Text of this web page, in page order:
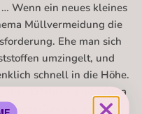
Wenn ein neues kleines
Müllvermeidung die
Ehe man sich
umzingelt, und
schnell in die Höhe.
Erfahrung gibt Olga
Bewegung und